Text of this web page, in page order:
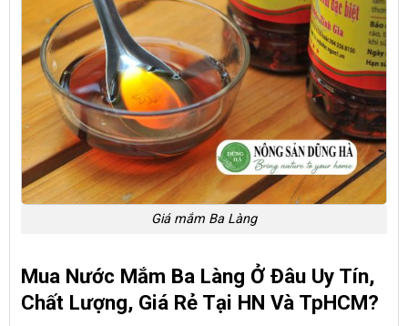
Giá mắm Ba Làng
Mua Nước Mắm Ba Làng Ở Đâu Uy Tín,
Chất Lượng, Giá Rẻ Tại HN Và TpHCM?